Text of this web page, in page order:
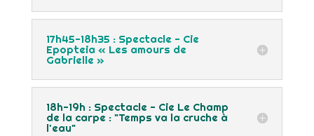
17h45-18h35 : Spectacle - Cie
Epopteia « Les amours de
Gabrielle »
18h-19h : Spectacle - Cie Le Champ
de la carpe : "Temps va la cruche à
l'eau"